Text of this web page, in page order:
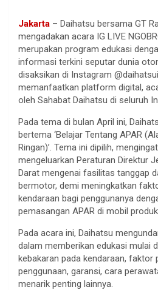
Jakarta – Daihatsu bersama GT
mengadakan acara IG LIVE
merupakan program edukasi
informasi terkini seputar dunia
disaksikan di Instagram
memanfaatkan platform digital,
oleh Sahabat Daihatsu di seluruh
Pada tema di bulan April ini,
bertema ‘Belajar Tentang APAR
Ringan)’. Tema ini dipilih,
mengeluarkan Peraturan Direktur
Darat mengenai fasilitas tanggap
bermotor, demi meningkatkan
kendaraan bagi penggunanya
pemasangan APAR di mobil
Pada acara ini, Daihatsu
dalam memberikan edukasi mulai
kebakaran pada kendaraan, faktor
penggunaan, garansi, cara
menarik penting lainnya.